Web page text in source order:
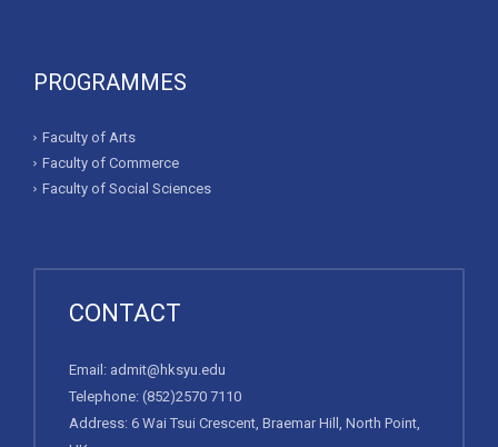
PROGRAMMES
Faculty of Arts
Faculty of Commerce
Faculty of Social Sciences
CONTACT
Email: admit@hksyu.edu
Telephone: (852)2570 7110
Address: 6 Wai Tsui Crescent, Braemar Hill, North Point,